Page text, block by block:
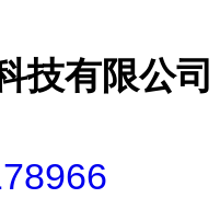
技有限公司